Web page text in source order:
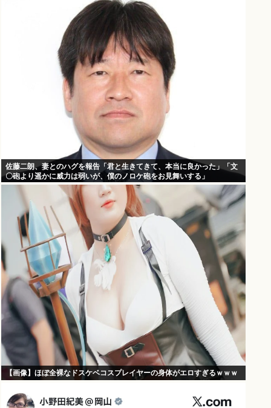
佐藤二朗、妻とのハグを報告「君と生きてきて、本当に良かった」「文
〇砲より遥かに威力は弱いが、僕のノロケ砲をお見舞いする」
【画像】ほぼ全裸なドスケベコスプレイヤーの身体がエロすぎるｗｗｗ